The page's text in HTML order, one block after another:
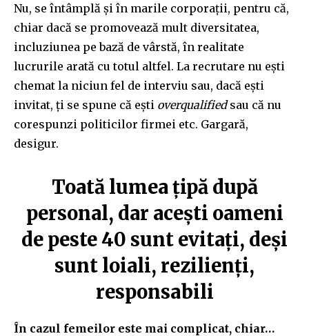
Nu, se întâmplă și în marile corporații, pentru că,
chiar dacă se promovează mult diversitatea,
incluziunea pe bază de vârstă, în realitate
lucrurile arată cu totul altfel. La recrutare nu ești
chemat la niciun fel de interviu sau, dacă ești
invitat, ți se spune că ești overqualifiedsau că nu
corespunzi politicilor firmei etc. Gargară,
desigur.
Toată lumea țipă după
personal, dar acești oameni
de peste 40 sunt evitați, deși
sunt loiali, rezilienți,
responsabili
În cazul femeilor este mai complicat, chiar…